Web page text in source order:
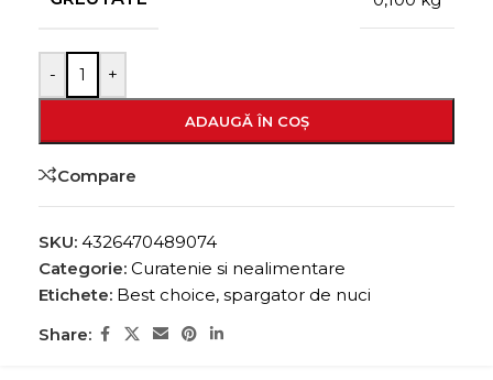
- +
ADAUGĂ ÎN COȘ
Compare
SKU: 4326470489074
Categorie: Curatenie si nealimentare
Etichete: Best choice, spargator de nuci
Share: